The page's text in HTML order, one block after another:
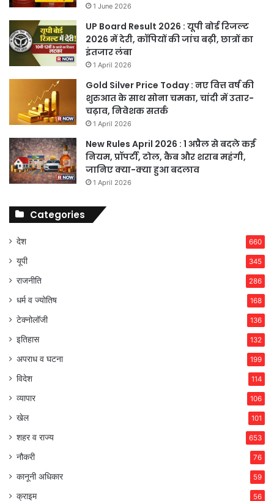
1 June 2026
UP Board Result 2026 : यूपी बोर्ड रिजल्ट
2026 में देरी, कॉपियों की जांच बढ़ी, छात्रों का
इंतजार लंबा
1 April 2026
Gold Silver Price Today : नए वित्त वर्ष की
शुरुआत के साथ सोना चमका, चांदी में उतार-
चढ़ाव, निवेशक सतर्क
1 April 2026
New Rules April 2026 : 1 अप्रैल से बदले कई
नियम, प्रॉपर्टी, टोल, कैब और शराब महंगी,
जानिए क्या-क्या हुआ बदलाव
1 April 2026
Categories
देश 660
यूपी 345
राजनीति 286
धर्म व ज्योतिष 168
टेक्नोलॉजी 136
इतिहास 132
अपराध व घटना 199
विदेश 114
व्यापार 106
खेल 101
शहर व राज्य 653
नौकरी 76
कानूनी अधिकार 59
क्राइम 56